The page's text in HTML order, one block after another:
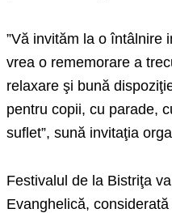
”Vă invităm la o întâlnire
vrea o rememorare a
relaxare şi bună
pentru copii, cu parade,
suflet”, sună invitaţia
Festivalul de la Bistriţa
Evanghelică,